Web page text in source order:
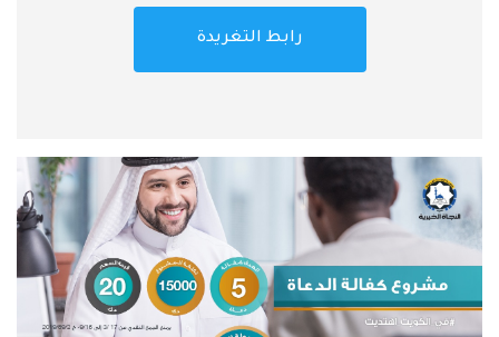
رابط التغريدة